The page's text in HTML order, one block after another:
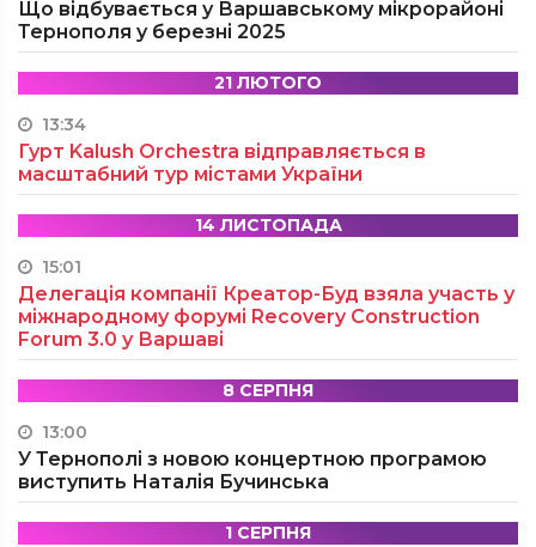
Що відбувається у Варшавському мікрорайоні
Тернополя у березні 2025
21 ЛЮТОГО
13:34
Гурт Kalush Orchestra відправляється в
масштабний тур містами України
14 ЛИСТОПАДА
15:01
Делегація компанії Креатор-Буд взяла участь у
міжнародному форумі Recovery Construction
Forum 3.0 у Варшаві
8 СЕРПНЯ
13:00
У Тернополі з новою концертною програмою
виступить Наталія Бучинська
1 СЕРПНЯ